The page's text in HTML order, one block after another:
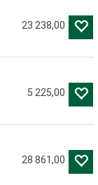
23 238,00
5 225,00
28 861,00